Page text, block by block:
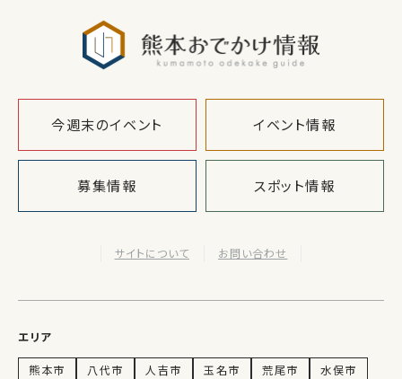
今週末のイベント イベント情報
募集情報 スポット情報
サイトについて お問い合わせ
エリア
熊本市 八代市 人吉市 玉名市 荒尾市
水俣市